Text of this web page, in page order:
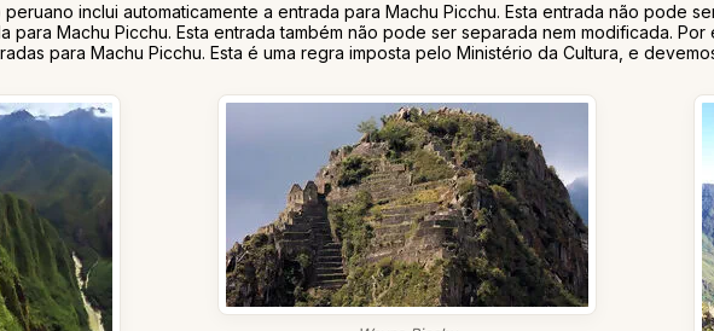
inclui automaticamente a entrada para Machu Picchu. Esta entrada não pode
para Machu Picchu. Esta entrada também não pode ser separada nem modificada.
para Machu Picchu. Esta é uma regra imposta pelo Ministério da Cultura, e